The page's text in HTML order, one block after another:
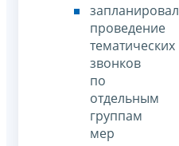
запланировал
проведение
тематических
звонков
по
отдельным
группам
мер